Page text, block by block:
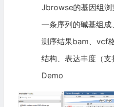
Jbrowse的基因组浏
一条序列的碱基组
测序结果bam、vcf
结构、表达丰度（支
Demo